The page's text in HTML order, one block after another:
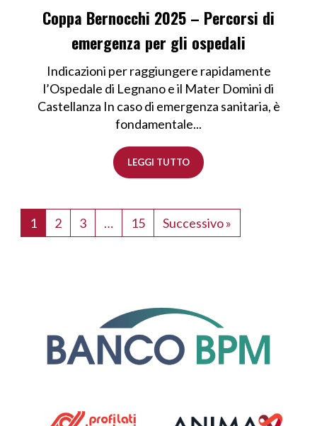
Coppa Bernocchi 2025 – Percorsi di
emergenza per gli ospedali
Indicazioni per raggiungere rapidamente
l’Ospedale di Legnano e il Mater Domini di
Castellanza In caso di emergenza sanitaria, è
fondamentale...
LEGGI TUTTO
1 2 3 … 15 Successivo »